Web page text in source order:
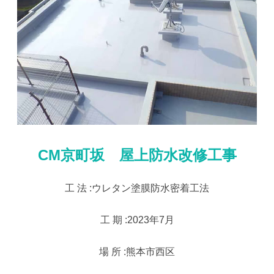
CM京町坂 屋上防水改修工事
工 法 :ウレタン塗膜防水密着工法
工 期 :2023年7月
場 所 :熊本市西区